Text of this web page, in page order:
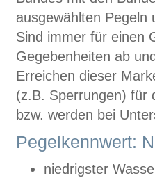
ausgewählten
Sind immer für einen
Gegebenheiten ab
Erreichen dieser
(z.B. Sperrungen) für
bzw. werden bei
Pegelkennwert:
niedrigster